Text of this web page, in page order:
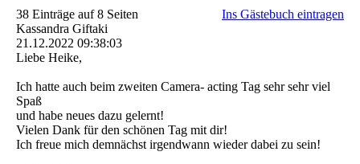
38 Einträge auf 8 Seiten
Ins Gästebuch eintragen
Kassandra Giftaki
21.12.2022 09:38:03
Liebe Heike,
Ich hatte auch beim zweiten Camera- acting Tag sehr sehr viel
Spaß
und habe neues dazu gelernt!
Vielen Dank für den schönen Tag mit dir!
Ich freue mich demnächst irgendwann wieder dabei zu sein!